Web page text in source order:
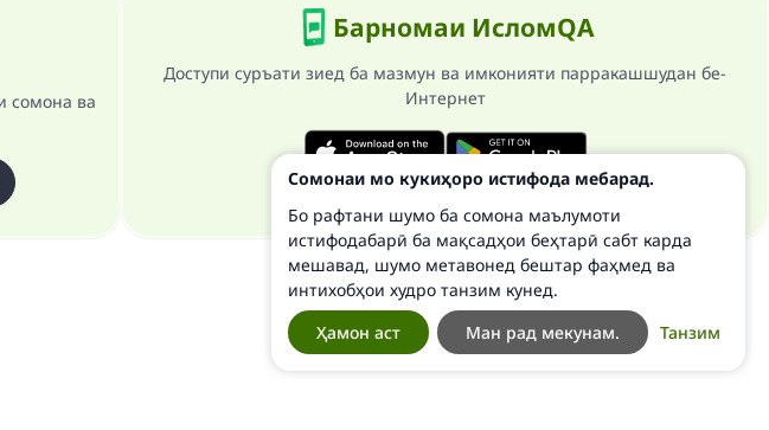
сомона ва
Барномаи ИсломQA
Доступи суръати зиед ба мазмун ва имконияти парракашшудан бе-
Интернет
Сомонаи мо кукиҳоро истифода мебарад.
Бо рафтани шумо ба сомона маълумоти
истифодабарӣ ба мақсадҳои беҳтарӣ сабт карда
мешавад, шумо метавонед бештар фаҳмед ва
интихобҳои худро танзим кунед.
Танзим
Ман рад мекунам.
Ҳамон аст